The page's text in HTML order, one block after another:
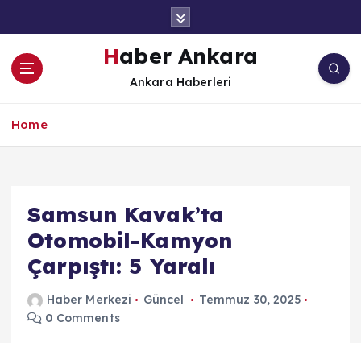
Haber Ankara
Ankara Haberleri
Home
Samsun Kavak’ta
Otomobil-Kamyon
Çarpıştı: 5 Yaralı
Haber Merkezi Güncel
Temmuz 30, 2025
0 Comments